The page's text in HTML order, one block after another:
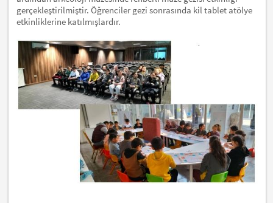
gerçekleştirilmiştir. Öğrenciler gezi sonrasında kil tablet atölye
etkinliklerine katılmışlardır.